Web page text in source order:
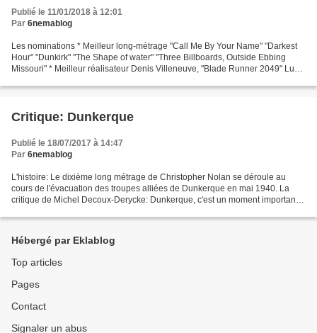
Publié le 11/01/2018 à 12:01
Par 6nemablog
Les nominations * Meilleur long-métrage "Call Me By Your Name" "Darkest
Hour" "Dunkirk" "The Shape of water" "Three Billboards, Outside Ebbing
Missouri" * Meilleur réalisateur Denis Villeneuve, "Blade Runner 2049" Luca
Critique: Dunkerque
Publié le 18/07/2017 à 14:47
Par 6nemablog
L'histoire: Le dixième long métrage de Christopher Nolan se déroule au
cours de l'évacuation des troupes alliées de Dunkerque en mai 1940. La
critique de Michel Decoux-Derycke: Dunkerque, c'est un moment important
Hébergé par Eklablog
Top articles
Pages
Contact
Signaler un abus